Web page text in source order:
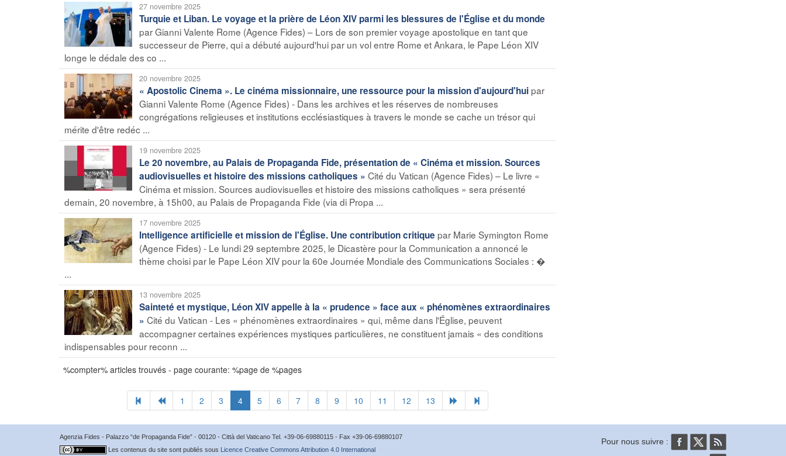
27 novembre 2025
Turquie et Liban. Le voyage et la prière de Léon XIV parmi les blessures de l'Église et du monde
par Gianni Valente Rome (Agence Fides) – Lors de son premier voyage apostolique en tant que
successeur de Pierre, qui a débuté aujourd'hui par un vol entre Rome et Ankara, le Pape Léon XIV
longe le dédale des co ...
20 novembre 2025
« Apostolic Cinema ». Le cinéma missionnaire, une ressource pour la mission d'aujourd'huipar
Gianni Valente Rome (Agence Fides) - Dans les archives et les réserves de nombreuses
congrégations religieuses et institutions ecclésiastiques à travers le monde se cache un trésor qui
mérite d'être redéc ...
19 novembre 2025
Le 20 novembre, au Palais de Propaganda Fide, présentation de « Cinéma et mission. Sources
audiovisuelles et histoire des missions catholiques » Cité du Vatican (Agence Fides) – Le livre «
Cinéma et mission. Sources audiovisuelles et histoire des missions catholiques » sera présenté
demain, 20 novembre, à 15h00, au Palais de Propaganda Fide (via di Propa ...
17 novembre 2025
Intelligence artificielle et mission de l'Église. Une contribution critique par Marie Symington Rome
(Agence Fides) - Le lundi 29 septembre 2025, le Dicastère pour la Communication a annoncé le
thème choisi par le Pape Léon XIV pour la 60e Journée Mondiale des Communications Sociales : �
...
13 novembre 2025
Sainteté et mystique, Léon XIV appelle à la « prudence » face aux « phénomènes extraordinaires
» Cité du Vatican - Les « phénomènes extraordinaires » qui, même dans l'Église, peuvent
accompagner certaines expériences mystiques particulières, ne constituent jamais « des conditions
indispensables pour reconn ...
%compter% articles trouvés - page courante: %page de %pages
1 2 3 4 5 6 7 8 9 10 11 12 13
Agenzia Fides - Palazzo “de Propaganda Fide” - 00120 - Città del Vaticano Tel. +39-06-69880115 - Fax +39-06-69880107
Les contenus du site sont publiés sous Licence Creative Commons Attribution 4.0 International
Pour nous suivre :